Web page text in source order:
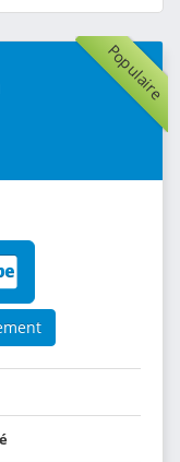
Populaire